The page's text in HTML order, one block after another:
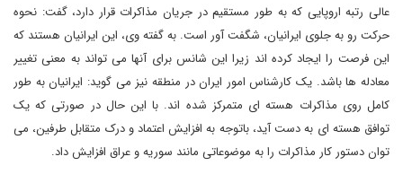
عالی رتبه اروپایی که به طور مستقیم در جریان مذاکرات قرار دارد، گفت: نحوه
حرکت رو به جلوی ایرانیان، شگفت آور است. به گفته وی، این ایرانیان هستند که
این فرصت را ایجاد کرده اند زیرا این شانس برای آنها می تواند به معنی تغییر
معادله ها باشد. یک کارشناس امور ایران در منطقه نیز می گوید: ایرانیان به طور
کامل روی مذاکرات هسته ای متمرکز شده اند. با این حال در صورتی که یک
توافق هسته ای به دست آید، باتوجه به افزایش اعتماد و درک متقابل طرفین، می
توان دستور کار مذاکرات را به موضوعاتی مانند سوریه و عراق افزایش داد.